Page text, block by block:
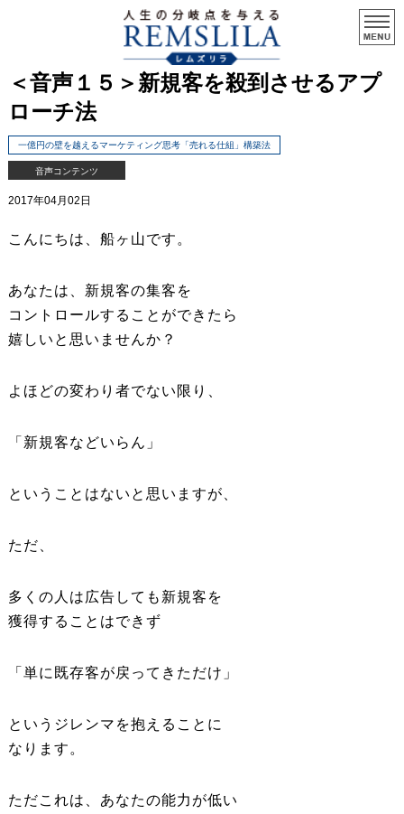
＜音声１５＞新規客を殺到させるアプ
ローチ法
一億円の壁を越えるマーケティング思考「売れる仕組」構築法
音声コンテンツ
2017年04月02日
こんにちは、船ヶ山です。
あなたは、新規客の集客を
コントロールすることができたら
嬉しいと思いませんか？
よほどの変わり者でない限り、
「新規客などいらん」
ということはないと思いますが、
ただ、
多くの人は広告しても新規客を
獲得することはできず
「単に既存客が戻ってきただけ」
というジレンマを抱えることに
なります。
ただこれは、あなたの能力が低い